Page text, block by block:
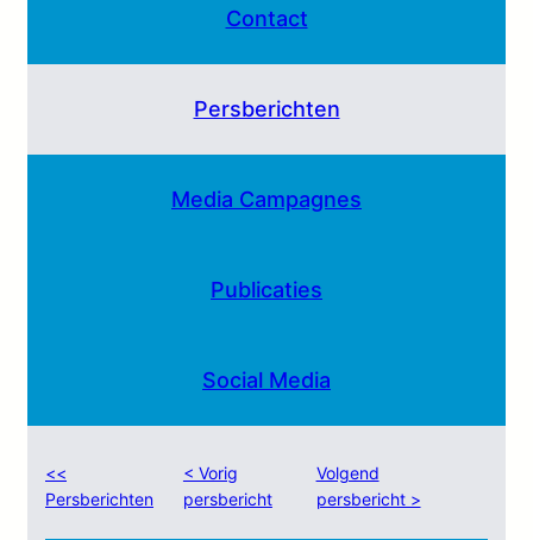
Contact
Persberichten
Media Campagnes
Publicaties
Social Media
<<
Persberichten
< Vorig
persbericht
Volgend
persbericht >